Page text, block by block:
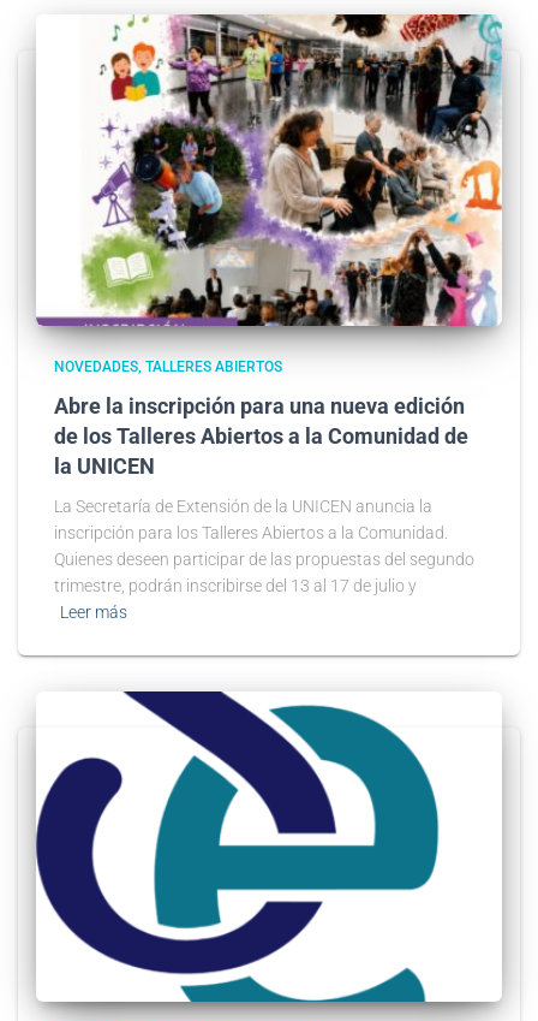
NOVEDADES TALLERES ABIERTOS
Abre la inscripción para una nueva edición
de los Talleres Abiertos a la Comunidad de
la UNICEN
La Secretaría de Extensión de la UNICEN anuncia la
inscripción para los Talleres Abiertos a la Comunidad.
Quienes deseen participar de las propuestas del segundo
trimestre, podrán inscribirse del 13 al 17 de julio y
Leer más